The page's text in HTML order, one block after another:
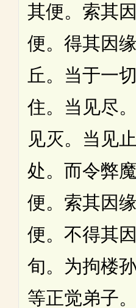
其便。索其
便。得其因
丘。当于一
住。当见尽
见灭。当见
处。而令弊
便。索其因
便。不得其
旬。为拘楼
等正觉弟子